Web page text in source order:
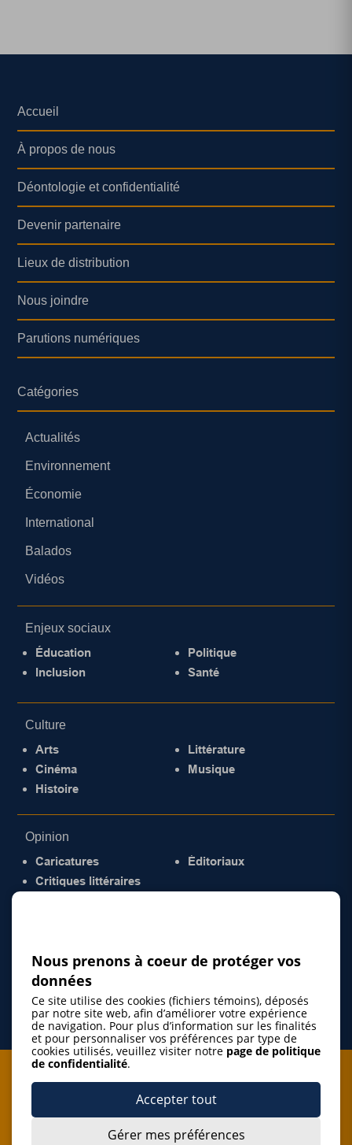
Accueil
À propos de nous
Déontologie et confidentialité
Devenir partenaire
Lieux de distribution
Nous joindre
Parutions numériques
Catégories
Actualités
Environnement
Économie
International
Balados
Vidéos
Enjeux sociaux
Éducation
Inclusion
Politique
Santé
Culture
Arts
Cinéma
Histoire
Littérature
Musique
Opinion
Caricatures
Critiques littéraires
Éditoriaux
Je m'abonne à l'infolettre
J’accepte de m’abonner à l’infolettre de La Gazette de la
Nous prenons à coeur de protéger vos
données
Ce site utilise des cookies (fichiers témoins), déposés
par notre site web, afin d’améliorer votre expérience
de navigation. Pour plus d’information sur les finalités
et pour personnaliser vos préférences par type de
cookies utilisés, veuillez visiter notre page de politique
de confidentialité.
Accepter tout
Gérer mes préférences